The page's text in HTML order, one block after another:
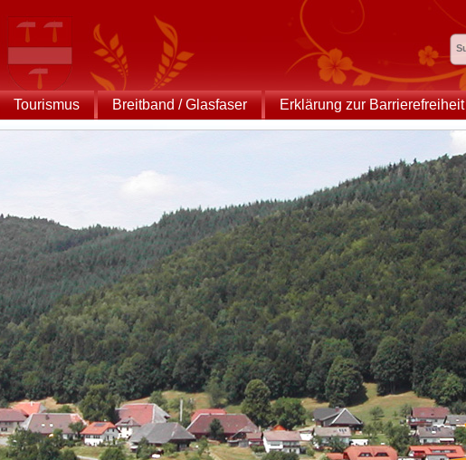
Tourismus Breitband / Glasfaser Erklärung zur Barrierefreiheit